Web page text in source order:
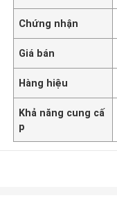
Chứng nhận
Giá bán
Hàng hiệu
Khả năng cung cấ
p